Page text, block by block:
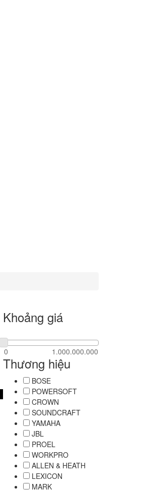
Khoảng giá
Thương hiệu
BOSE
POWERSOFT
CROWN
SOUNDCRAFT
YAMAHA
JBL
PROEL
WORKPRO
ALLEN & HEATH
LEXICON
MARK